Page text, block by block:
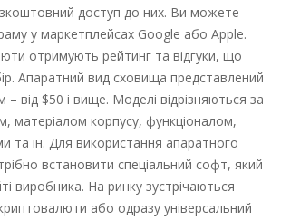
доступ до них. Ви можете
у маркетплейсах Google або Apple.
отримують рейтинг та відгуки, що
Апаратний вид сховища представлений
від $50 і вище. Моделі відрізняються за
матеріалом корпусу, функціоналом,
та ін. Для використання апаратного
встановити спеціальний софт, який
виробника. На ринку зустрічаються
або одразу універсальний